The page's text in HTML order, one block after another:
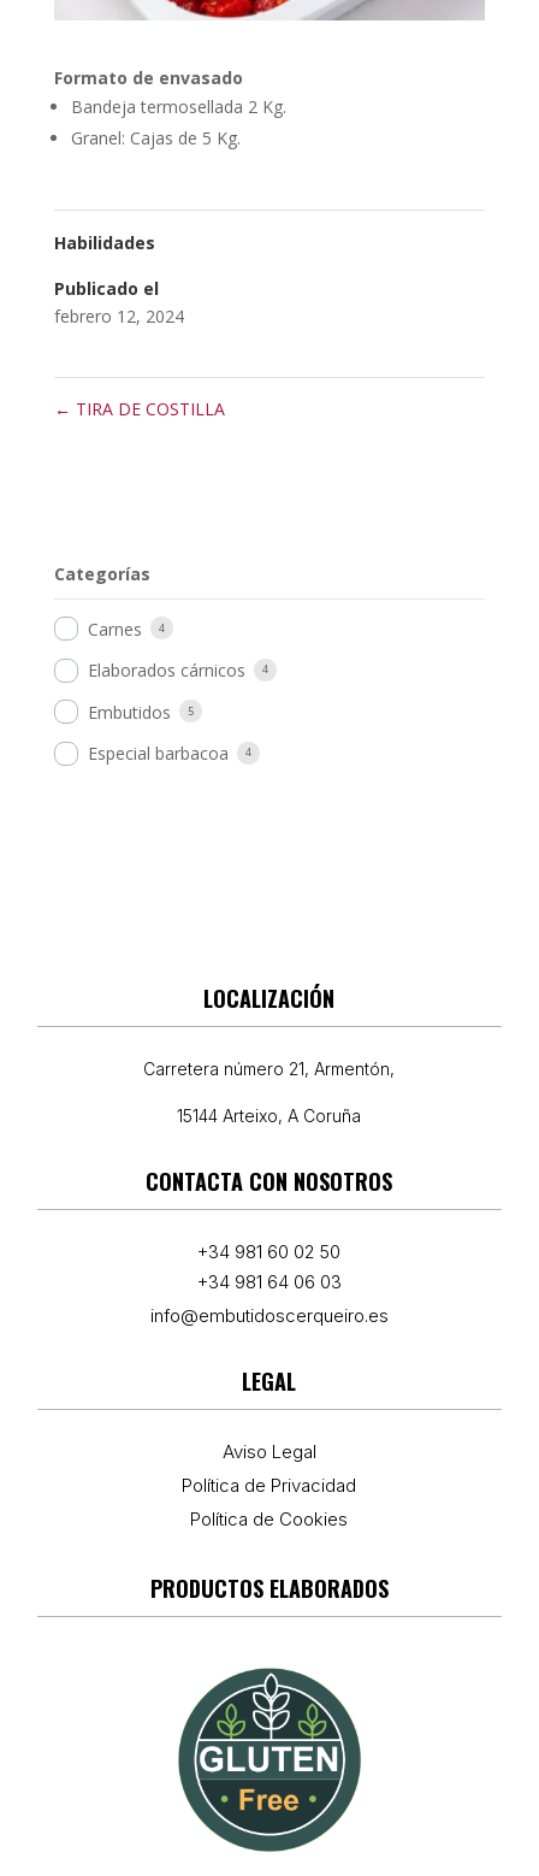
Formato de envasado
Bandeja termosellada 2 Kg.
Granel: Cajas de 5 Kg.
Habilidades
Publicado el
febrero 12, 2024
← TIRA DE COSTILLA
Categorías
Carnes 4
Elaborados cárnicos 4
Embutidos 5
Especial barbacoa 4
LOCALIZACIÓN
Carretera número 21, Armentón,
15144 Arteixo, A Coruña
CONTACTA CON NOSOTROS
+34 981 60 02 50
+34 981 64 06 03
info@embutidoscerqueiro.es
LEGAL
Aviso Legal
Política de Privacidad
Política de Cookies
PRODUCTOS ELABORADOS